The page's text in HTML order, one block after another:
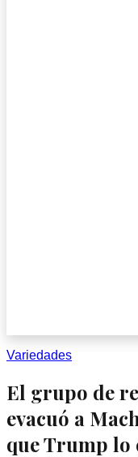
Variedades
El grupo de
evacuó a
que Trump